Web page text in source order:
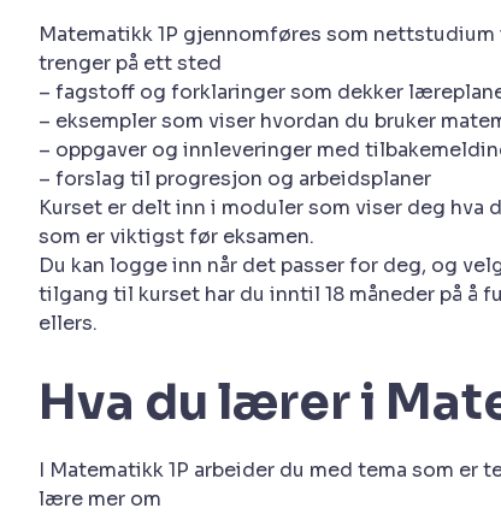
Matematikk 1P gjennomføres som
trenger på ett sted
– fagstoff og forklaringer som dekker
– eksempler som viser hvordan du bruker
– oppgaver og innleveringer med
– forslag til progresjon og arbeidsplaner
Kurset er delt inn i moduler som viser deg hva
som er viktigst før eksamen.
Du kan logge inn når det passer for deg, og
tilgang til kurset har du inntil 18 måneder på
ellers.
Hva du lærer i
I Matematikk 1P arbeider du med tema som
lære mer om